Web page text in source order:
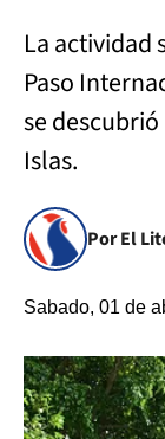
La actividad
Paso
se
Islas.
Por El
Sabado, 01 de